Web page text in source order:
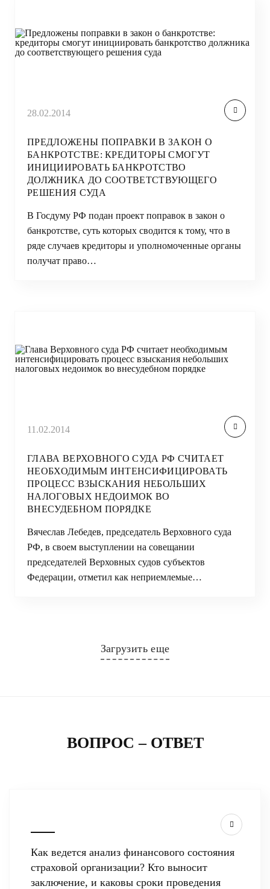
28.02.2014
ПРЕДЛОЖЕНЫ ПОПРАВКИ В ЗАКОН О
БАНКРОТСТВЕ: КРЕДИТОРЫ СМОГУТ
ИНИЦИИРОВАТЬ БАНКРОТСТВО
ДОЛЖНИКА ДО СООТВЕТСТВУЮЩЕГО
РЕШЕНИЯ СУДА
В Госдуму РФ подан проект поправок в закон о
банкротстве, суть которых сводится к тому, что в
ряде случаев кредиторы и уполномоченные органы
получат право…
11.02.2014
ГЛАВА ВЕРХОВНОГО СУДА РФ СЧИТАЕТ
НЕОБХОДИМЫМ ИНТЕНСИФИЦИРОВАТЬ
ПРОЦЕСС ВЗЫСКАНИЯ НЕБОЛЬШИХ
НАЛОГОВЫХ НЕДОИМОК ВО
ВНЕСУДЕБНОМ ПОРЯДКЕ
Вячеслав Лебедев, председатель Верховного суда
РФ, в своем выступлении на совещании
председателей Верховных судов субъектов
Федерации, отметил как неприемлемые…
Загрузить еще
ВОПРОС – ОТВЕТ
Как ведется анализ финансового состояния
страховой организации? Кто выносит
заключение, и каковы сроки проведения